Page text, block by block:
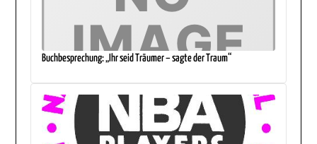
Buchbesprechung: „Ihr seid Träumer – sagte der Traum“